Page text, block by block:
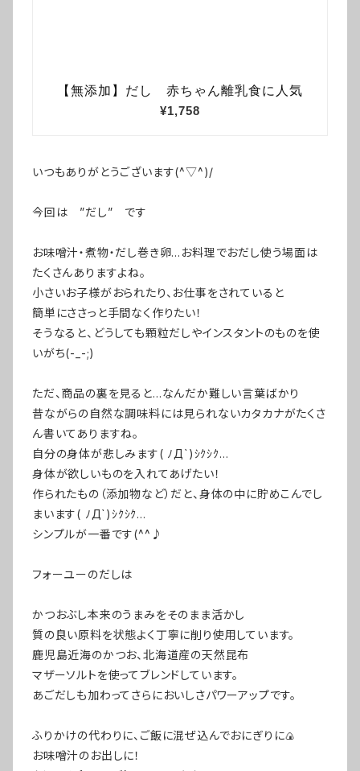
いつもありがとうございます(^▽^)/
今回は ”だし” です
お味噌汁・煮物・だし巻き卵…お料理でおだし使う場面は
たくさんありますよね。
小さいお子様がおられたり、お仕事をされていると
簡単にささっと手間なく作りたい！
そうなると、どうしても顆粒だしやインスタントのものを使
いがち(-_-;)
ただ、商品の裏を見ると…なんだか難しい言葉ばかり
昔ながらの自然な調味料には見られないカタカナがたくさ
ん書いてありますね。
自分の身体が悲しみます( ﾉД`)ｼｸｼｸ…
身体が欲しいものを入れてあげたい！
作られたもの（添加物など）だと、身体の中に貯めこんでし
まいます( ﾉД`)ｼｸｼｸ…
シンプルが一番です(^^♪
フォーユーのだしは
かつおぶし本来のうまみをそのまま活かし
質の良い原料を状態よく丁寧に削り使用しています。
鹿児島近海のかつお、北海道産の天然昆布
マザーソルトを使ってブレンドしています。
あごだしも加わってさらにおいしさパワーアップです。
ふりかけの代わりに、ご飯に混ぜ込んでおにぎりに🍙
お味噌汁のお出しに！